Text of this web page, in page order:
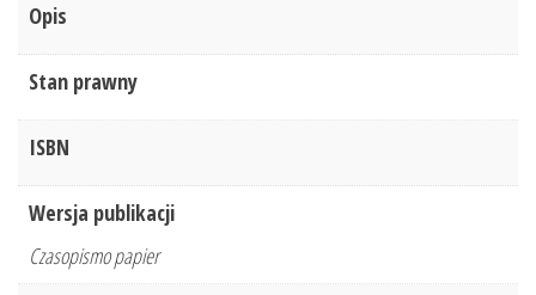
Opis
Stan prawny
ISBN
Wersja publikacji
Czasopismo papier